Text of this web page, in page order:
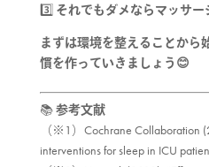
3️⃣ それでもダメならマッサー
まずは環境を整えることから
慣を作っていきましょう😊
📚参考文献
（※1）Cochrane Collaboration
interventions for sleep in ICU